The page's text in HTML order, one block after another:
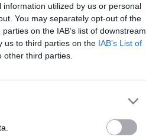
utilized by us or personal
You may separately opt-out of the
on the IAB’s list of downstream
us to third parties on the IAB’s List of
third parties.
τη